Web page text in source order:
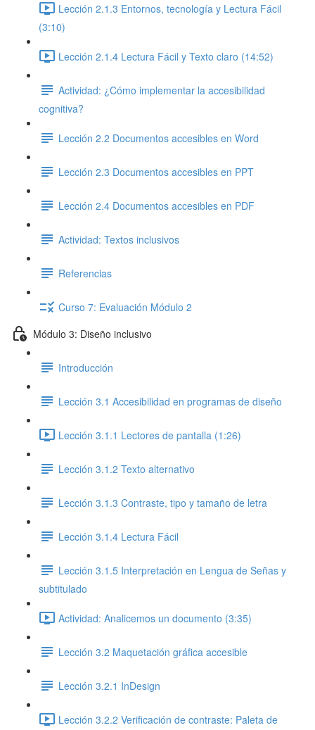
Lección 2.1.3 Entornos, tecnología y Lectura Fácil
(3:10)
Lección 2.1.4 Lectura Fácil y Texto claro (14:52)
Actividad: ¿Cómo implementar la accesibilidad
cognitiva?
Lección 2.2 Documentos accesibles en Word
Lección 2.3 Documentos accesibles en PPT
Lección 2.4 Documentos accesibles en PDF
Actividad: Textos inclusivos
Referencias
Curso 7: Evaluación Módulo 2
Módulo 3: Diseño inclusivo
Introducción
Lección 3.1 Accesibilidad en programas de diseño
Lección 3.1.1 Lectores de pantalla (1:26)
Lección 3.1.2 Texto alternativo
Lección 3.1.3 Contraste, tipo y tamaño de letra
Lección 3.1.4 Lectura Fácil
Lección 3.1.5 Interpretación en Lengua de Señas y
subtitulado
Actividad: Analicemos un documento (3:35)
Lección 3.2 Maquetación gráfica accesible
Lección 3.2.1 InDesign
Lección 3.2.2 Verificación de contraste: Paleta de